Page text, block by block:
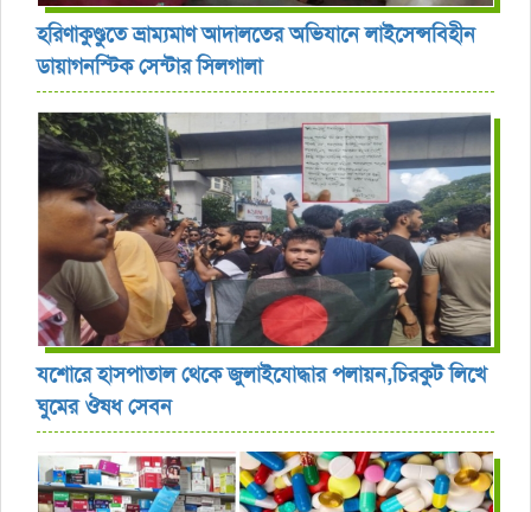
হরিণাকুণ্ডুতে ভ্রাম্যমাণ আদালতের অভিযানে লাইসেন্সবিহীন
ডায়াগনস্টিক সেন্টার সিলগালা
যশোরে হাসপাতাল থেকে জুলাইযোদ্ধার পলায়ন,চিরকুট লিখে
ঘুমের ঔষধ সেবন